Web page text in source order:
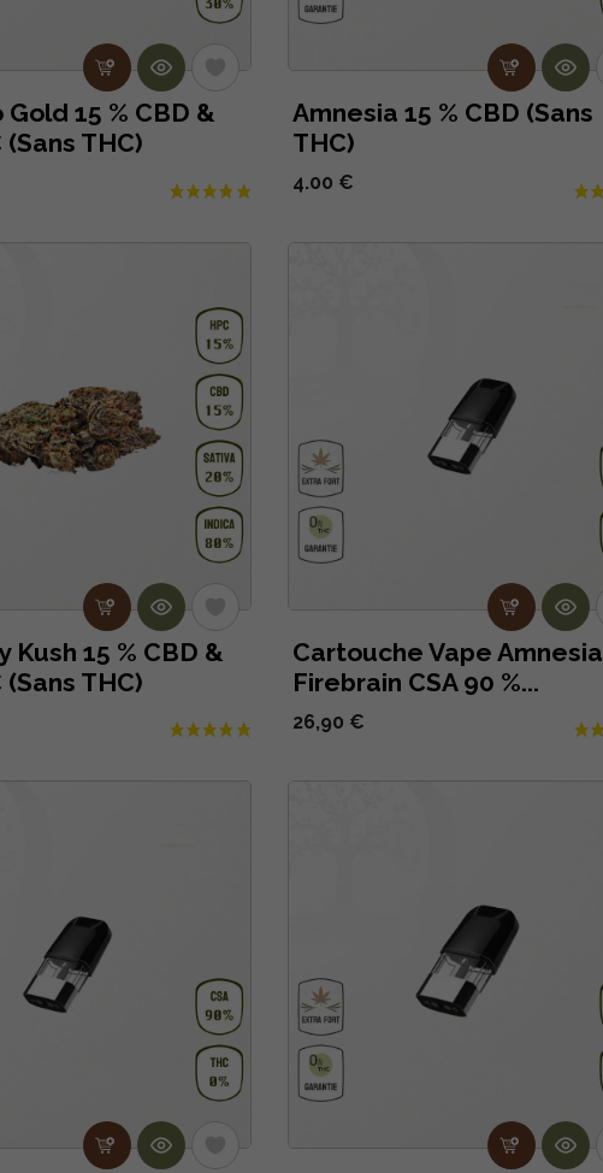
15 % CBD &
(Sans THC)
Amnesia 15 % CBD (Sans
THC)
4.00 €
Kush 15 % CBD &
(Sans THC)
Cartouche Vape Amnesia
Firebrain CSA 90 %...
26,90 €